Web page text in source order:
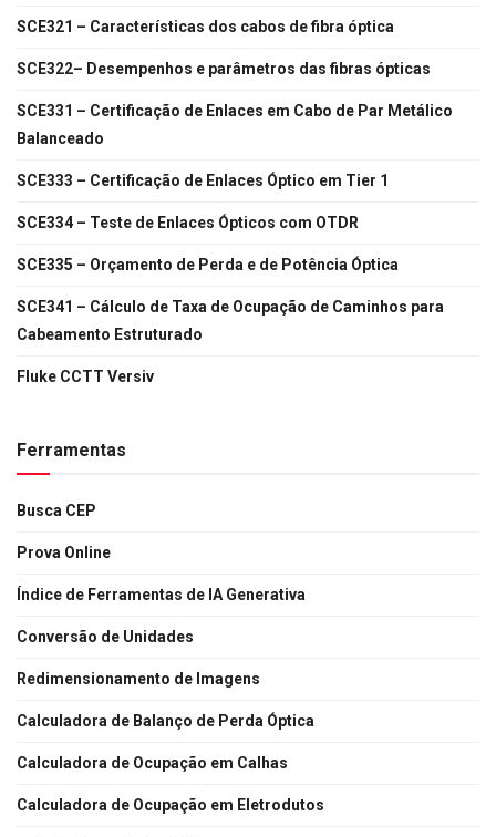
SCE321 – Características dos cabos de fibra óptica
SCE322– Desempenhos e parâmetros das fibras ópticas
SCE331 – Certificação de Enlaces em Cabo de Par Metálico
Balanceado
SCE333 – Certificação de Enlaces Óptico em Tier 1
SCE334 – Teste de Enlaces Ópticos com OTDR
SCE335 – Orçamento de Perda e de Potência Óptica
SCE341 – Cálculo de Taxa de Ocupação de Caminhos para
Cabeamento Estruturado
Fluke CCTT Versiv
Ferramentas
Busca CEP
Prova Online
Índice de Ferramentas de IA Generativa
Conversão de Unidades
Redimensionamento de Imagens
Calculadora de Balanço de Perda Óptica
Calculadora de Ocupação em Calhas
Calculadora de Ocupação em Eletrodutos